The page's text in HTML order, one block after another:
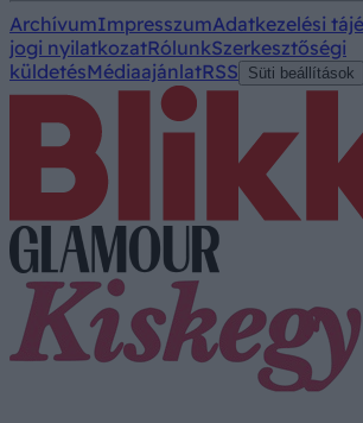
ArchívumImpresszumAdatkezelési
jogi nyilatkozatRólunkSzerkesztőségi
küldetésMédiaajánlatRSS Süti beállítások